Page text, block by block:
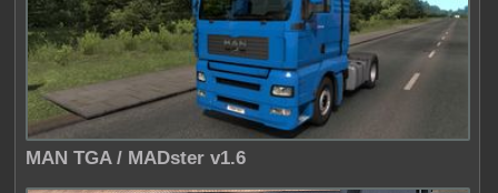
MAN TGA / MADster v1.6